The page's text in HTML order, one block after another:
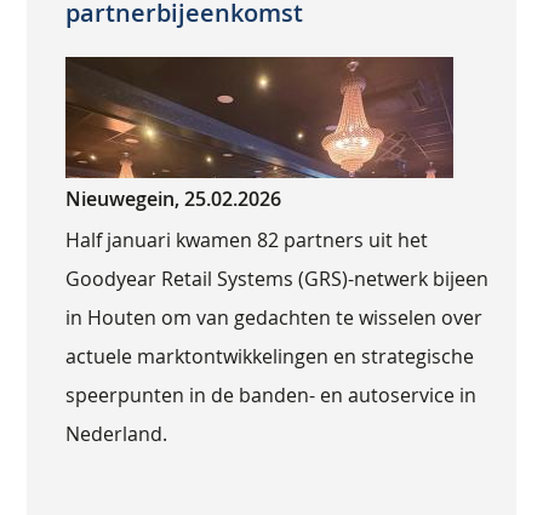
partnerbijeenkomst
Nieuwegein, 25.02.2026
Half januari kwamen 82 partners uit het
Goodyear Retail Systems (GRS)-netwerk bijeen
in Houten om van gedachten te wisselen over
actuele marktontwikkelingen en strategische
speerpunten in de banden- en autoservice in
Nederland.